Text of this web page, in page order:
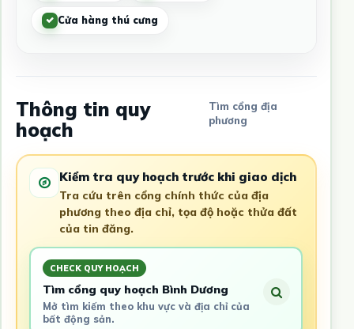
Cửa hàng thú cưng
Thông tin quy
hoạch
Tìm cổng địa
phương
Kiểm tra quy hoạch trước khi giao dịch
Tra cứu trên cổng chính thức của địa
phương theo địa chỉ, tọa độ hoặc thửa đất
của tin đăng.
CHECK QUY HOẠCH
Tìm cổng quy hoạch Bình Dương
Mở tìm kiếm theo khu vực và địa chỉ của
bất động sản.